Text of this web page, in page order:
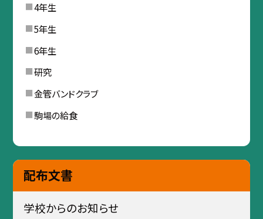
4年生
5年生
6年生
研究
金管バンドクラブ
駒場の給食
配布文書
学校からのお知らせ